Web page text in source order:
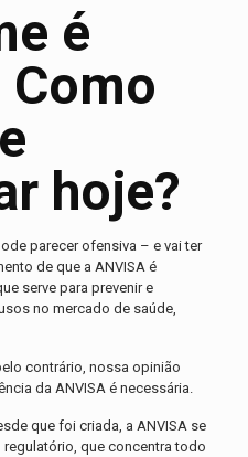
é
Como
hoje?
parecer ofensiva – e vai ter
de que a ANVISA é
serve para prevenir e
no mercado de saúde,
contrário, nossa opinião
da ANVISA é necessária.
que foi criada, a ANVISA se
regulatório, que concentra todo